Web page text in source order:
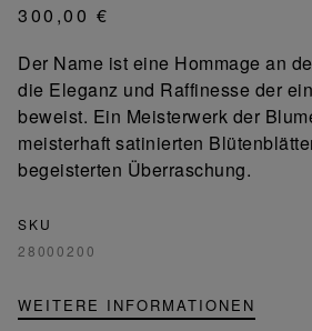
300,00 €
Der Name ist eine Hommage an
die Eleganz und Raffinesse der
beweist. Ein Meisterwerk der
meisterhaft satinierten
begeisterten Überraschung.
SKU
28000200
WEITERE INFORMATIONEN